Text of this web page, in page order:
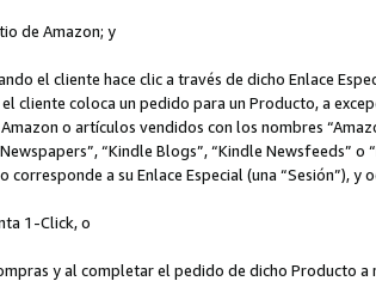
de Amazon; y
el cliente hace clic a través de dicho Enlace
cliente coloca un pedido para un Producto, a
o artículos vendidos con los nombres
“Kindle Blogs”, “Kindle Newsfeeds”
a su Enlace Especial (una “Sesión”),
1-Click, o
y al completar el pedido de dicho Producto